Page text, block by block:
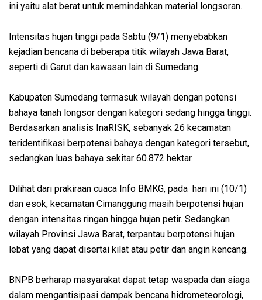
ini yaitu alat berat untuk memindahkan material longsoran.
Intensitas hujan tinggi pada Sabtu (9/1) menyebabkan
kejadian bencana di beberapa titik wilayah Jawa Barat,
seperti di Garut dan kawasan lain di Sumedang.
Kabupaten Sumedang termasuk wilayah dengan potensi
bahaya tanah longsor dengan kategori sedang hingga tinggi.
Berdasarkan analisis InaRISK, sebanyak 26 kecamatan
teridentifikasi berpotensi bahaya dengan kategori tersebut,
sedangkan luas bahaya sekitar 60.872 hektar.
Dilihat dari prakiraan cuaca Info BMKG, pada hari ini (10/1)
dan esok, kecamatan Cimanggung masih berpotensi hujan
dengan intensitas ringan hingga hujan petir. Sedangkan
wilayah Provinsi Jawa Barat, terpantau berpotensi hujan
lebat yang dapat disertai kilat atau petir dan angin kencang.
BNPB berharap masyarakat dapat tetap waspada dan siaga
dalam mengantisipasi dampak bencana hidrometeorologi,